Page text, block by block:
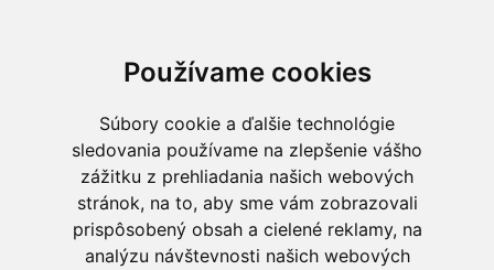
Používame cookies
Súbory cookie a ďalšie technológie
sledovania používame na zlepšenie vášho
zážitku z prehliadania našich webových
stránok, na to, aby sme vám zobrazovali
prispôsobený obsah a cielené reklamy, na
analýzu návštevnosti našich webových